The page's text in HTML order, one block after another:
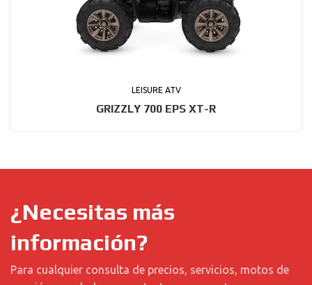
LEISURE ATV
GRIZZLY 700 EPS XT-R
¿Necesitas más
información?
Para cualquier consulta de precios, servicios, motos de